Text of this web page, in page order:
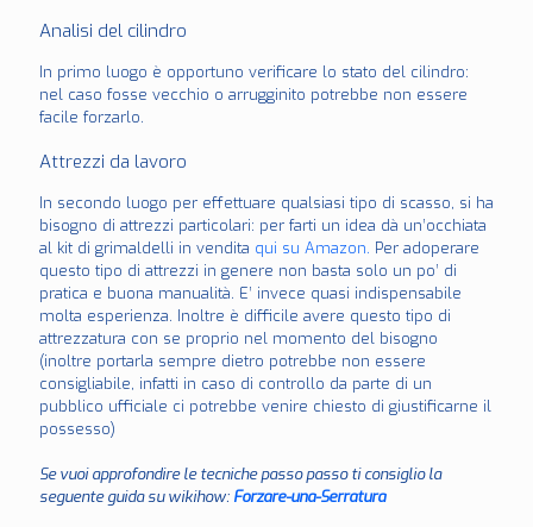
Analisi del cilindro
In primo luogo è opportuno verificare lo stato del cilindro:
nel caso fosse vecchio o arrugginito potrebbe non essere
facile forzarlo.
Attrezzi da lavoro
In secondo luogo per effettuare qualsiasi tipo di scasso, si ha
bisogno di attrezzi particolari: per farti un idea dà un’occhiata
al kit di grimaldelli in vendita qui su Amazon. Per adoperare
questo tipo di attrezzi in genere non basta solo un po’ di
pratica e buona manualità. E’ invece quasi indispensabile
molta esperienza. Inoltre è difficile avere questo tipo di
attrezzatura con se proprio nel momento del bisogno
(inoltre portarla sempre dietro potrebbe non essere
consigliabile, infatti in caso di controllo da parte di un
pubblico ufficiale ci potrebbe venire chiesto di giustificarne il
possesso)
Se vuoi approfondire le tecniche passo passo ti consiglio la
seguente guida su wikihow: Forzare-una-Serratura